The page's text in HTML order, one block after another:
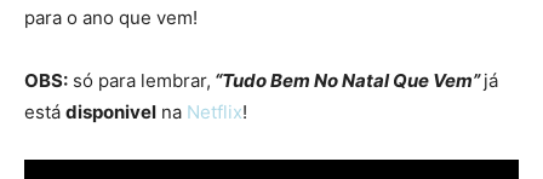
para o ano que vem!
OBS: só para lembrar, “Tudo Bem No Natal Que Vem”já
está disponivel na Netflix!